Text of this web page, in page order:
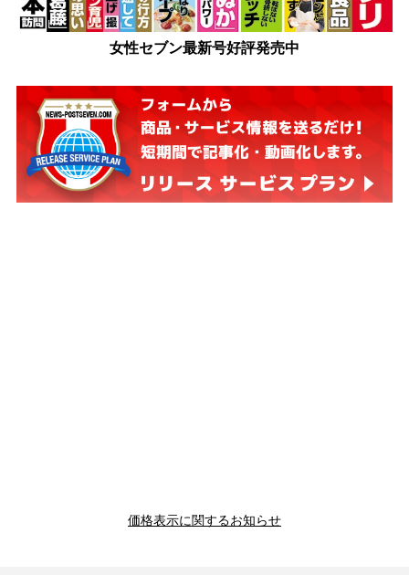
女性セブン最新号好評発売中
価格表示に関するお知らせ